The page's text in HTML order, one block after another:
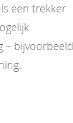
een trekker
– bijvoorbeeld